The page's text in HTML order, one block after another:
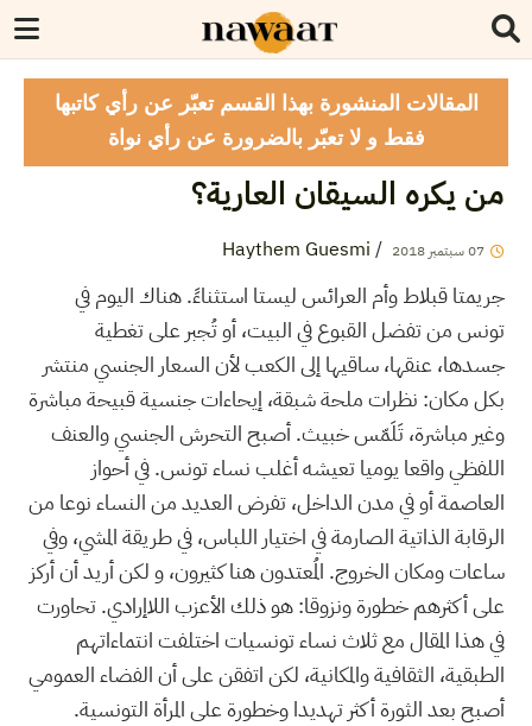
المقالات المنشورة بهذا القسم تعبّر عن رأي كاتبها
فقط و لا تعبّر بالضرورة عن رأي نواة
من يكره السيقان العارية؟
07سبتمبر 2018
/
Haythem Guesmi
جريمتا قبلاط وأم العرائس ليستا استثناءً. هناك اليوم في
تونس من تفضل القبوع في البيت، أو تُجبر على تغطية
جسدها، عنقها، ساقيها إلى الكعب لأن السعار الجنسي منتشر
بكل مكان: نظرات ملحة شبقة، إيحاءات جنسية قبيحة مباشرة
وغير مباشرة، تَلَمّس خبيث. أصبح التحرش الجنسي والعنف
اللفظي واقعا يوميا تعيشه أغلب نساء تونس. في أحواز
العاصمة أو في مدن الداخل، تفرض العديد من النساء نوعا من
الرقابة الذاتية الصارمة في اختيار اللباس، في طريقة المشي، وفي
ساعات ومكان الخروج. المُعتدون هنا كثيرون، و لكن أريد أن أركز
على أكثرهم خطورة ونزوقا: هو ذلك الأعزب اللاإرادي. تحاورت
في هذا المقال مع ثلاث نساء تونسيات اختلفت انتماءاتهم
الطبقية، الثقافية والمكانية، لكن اتفقن على أن الفضاء العمومي
أصبح بعد الثورة أكثر تهديدا وخطورة على المرأة التونسية.